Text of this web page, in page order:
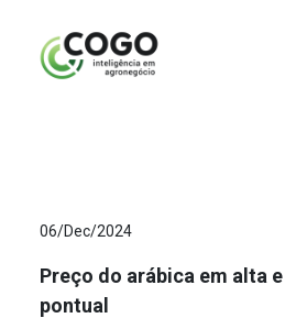
06/Dec/2024
Preço do arábica em alta
pontual